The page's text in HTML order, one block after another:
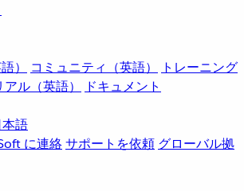
）
コミュニティ（英語）
トレーニング
ル（英語）
ドキュメント
本語
に連絡サポートを依頼 グローバル拠